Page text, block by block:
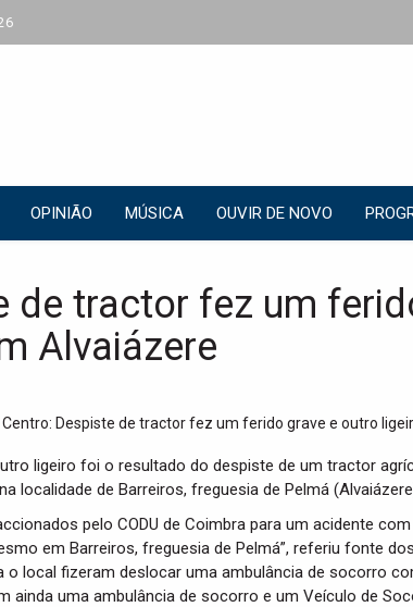
OPINIÃO MÚSICA OUVIR DE NOVO
de tractor fez um
Alvaiázere
ligeiro foi o resultado do despiste de um tractor
localidade de Barreiros, freguesia de Pelmá
pelo CODU de Coimbra para um acidente
em Barreiros, freguesia de Pelmá”, referiu fonte
o local fizeram deslocar uma ambulância de socorro
ainda uma ambulância de socorro e um Veículo de